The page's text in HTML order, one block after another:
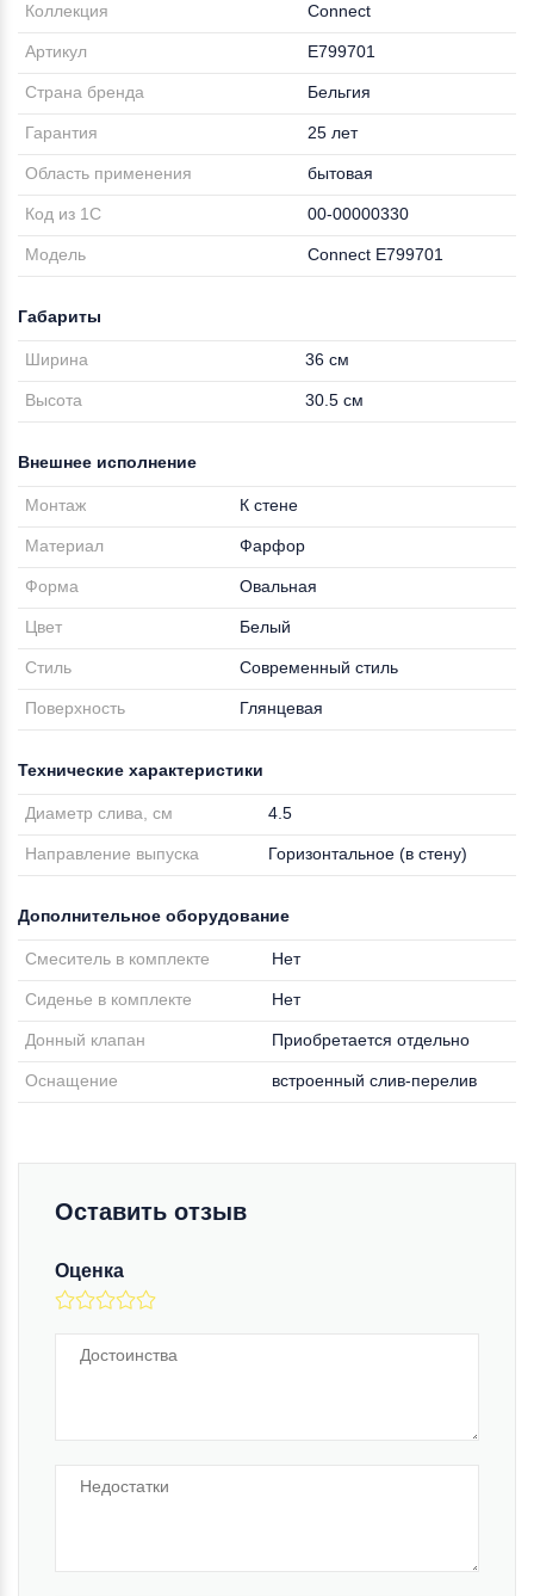
Коллекция Connect
Артикул E799701
Страна бренда Бельгия
Гарантия 25 лет
Область применения бытовая
Код из 1С 00-00000330
Модель Connect E799701
Габариты
Ширина 36 см
Высота 30.5 см
Внешнее исполнение
Монтаж К стене
Материал Фарфор
Форма Овальная
Цвет Белый
Стиль Современный стиль
Поверхность Глянцевая
Технические характеристики
Диаметр слива, см 4.5
Направление выпуска Горизонтальное (в стену)
Дополнительное оборудование
Смеситель в комплекте Нет
Сиденье в комплекте Нет
Донный клапан Приобретается отдельно
Оснащение встроенный слив-перелив
Оставить отзыв
Оценка